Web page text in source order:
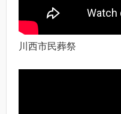
川西市民葬祭